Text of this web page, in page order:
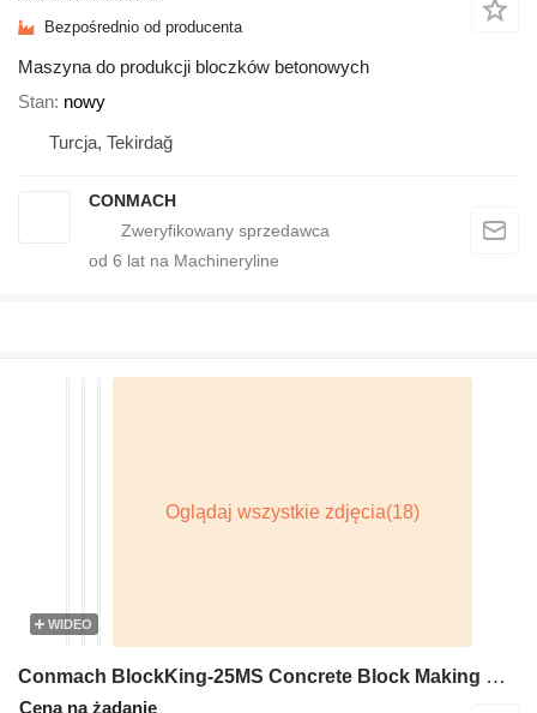
Bezpośrednio od producenta
Maszyna do produkcji bloczków betonowych
Stan nowy
Turcja, Tekirdağ
CONMACH
od 6 lat na Machineryline
WIDEO
Conmach BlockKing-25MS Concrete Block Making Machine -10.000 units/shift
Cena na żądanie